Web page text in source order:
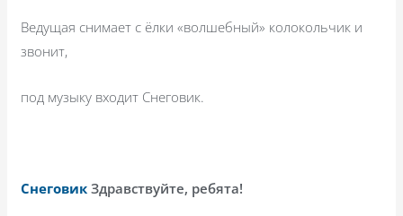
Ведущая снимает с ёлки «волшебный» колокольчик и
звонит,
под музыку входит Снеговик.
Снеговик Здравствуйте, ребята!